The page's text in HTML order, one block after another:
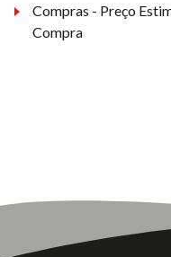
Compras - Preço
Compra